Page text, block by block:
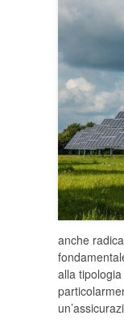
anche
alla